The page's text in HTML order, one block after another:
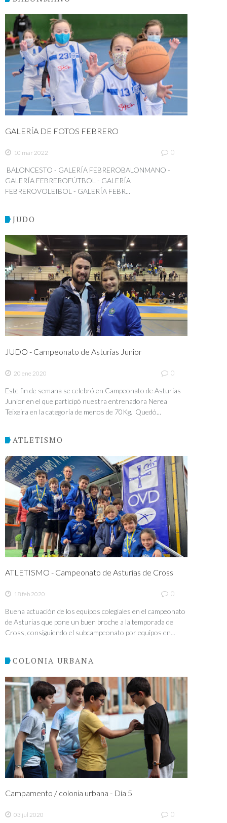
GALERÍA DE FOTOS FEBRERO
10 mar 2022 0
BALONCESTO - GALERÍA FEBREROBALONMANO -
GALERÍA FEBREROFÚTBOL - GALERÍA
FEBREROVOLEIBOL - GALERÍA FEBR...
JUDO
JUDO - Campeonato de Asturias Junior
20 ene 2020 0
Este fin de semana se celebró en Campeonato de Asturias
Junior en el que participó nuestra entrenadora Nerea
Teixeira en la categoría de menos de 70Kg. Quedó...
ATLETISMO
ATLETISMO - Campeonato de Asturias de Cross
18 feb 2020 0
Buena actuación de los equipos colegiales en el campeonato
de Asturias que pone un buen broche a la temporada de
Cross, consiguiendo el subcampeonato por equipos en...
COLONIA URBANA
Campamento / colonia urbana - Día 5
03 jul 2020 0